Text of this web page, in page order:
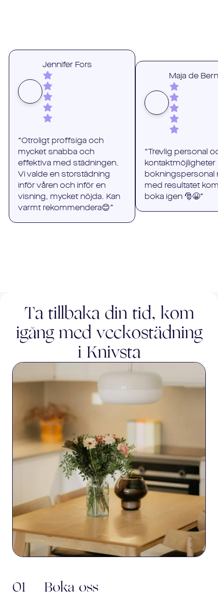
Jennifer Fors
“Otroligt proffsiga och
mycket snabba och
effektiva med städningen.
Vi valde en storstädning
inför våren och inför en
visning, mycket nöjda. Kan
varmt rekommendera😊”
Maja de
“Trevlig personal
bokningspersonal
med resultatet
boka igen 🎅😀”
Ta tillbaka din tid, kom
igång med veckostädning
i Knivsta
01 Boka oss